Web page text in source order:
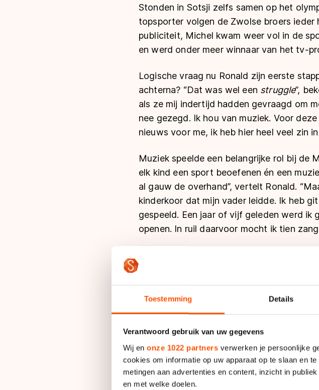
Toestemming Details
Verantwoord gebruik van uw gegevens
Wij en onze 1022 partners verwerken je persoonlijke
cookies om informatie op uw apparaat op te slaan en
metingen aan advertenties en content, inzicht in
en met welke doelen.
Stonden in Sotsji zelfs samen op het
topsporter volgen de Zwolse broers ieder
publiciteit, Michel kwam weer vol in de
en werd onder meer winnaar van het tv-
Logische vraag nu Ronald zijn eerste
achterna? “Dat was wel een struggle”,
als ze mij indertijd hadden gevraagd om
nee gezegd. Ik hou van muziek. Voor
nieuws voor me, ik heb hier heel veel zin
Muziek speelde een belangrijke rol bij de
elk kind een sport beoefenen én een
al gauw de overhand”, vertelt Ronald.
kinderkoor dat mijn vader leidde. Ik heb
gespeeld. Een jaar of vijf geleden werd ik
openen. In ruil daarvoor mocht ik tien
raakte wel enthousiast van musical De
had net Stars on Stage gedaan en ik
toe. Hij vond het niet erg als ikzelf
was super enthousiast. Voor het tweede
De muzikale ambities van Ronald gingen
dagen op de CSE Topsportacademie
schaatsen volgt hij de opleiding